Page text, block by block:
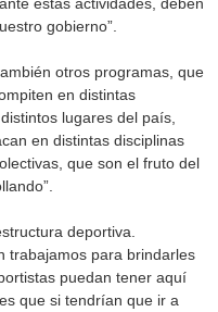
gobierno”.
otros programas, que
en distintas
lugares del país,
en distintas disciplinas
que son el fruto del
deportiva.
trabajamos para brindarles
puedan tener aquí
que si tendrían que ir a